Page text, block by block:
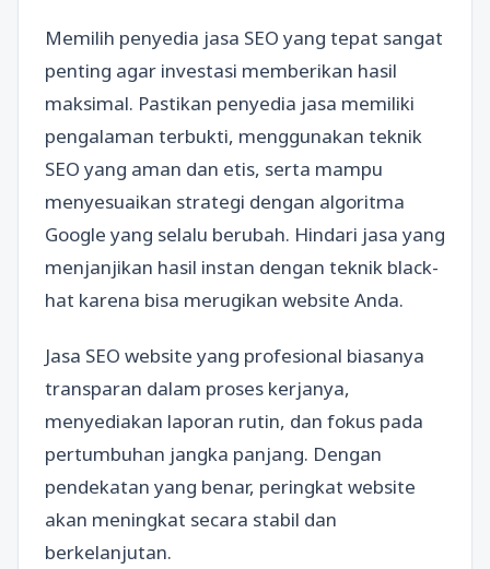
Memilih penyedia jasa SEO yang tepat sangat
penting agar investasi memberikan hasil
maksimal. Pastikan penyedia jasa memiliki
pengalaman terbukti, menggunakan teknik
SEO yang aman dan etis, serta mampu
menyesuaikan strategi dengan algoritma
Google yang selalu berubah. Hindari jasa yang
menjanjikan hasil instan dengan teknik black-
hat karena bisa merugikan website Anda.
Jasa SEO website yang profesional biasanya
transparan dalam proses kerjanya,
menyediakan laporan rutin, dan fokus pada
pertumbuhan jangka panjang. Dengan
pendekatan yang benar, peringkat website
akan meningkat secara stabil dan
berkelanjutan.